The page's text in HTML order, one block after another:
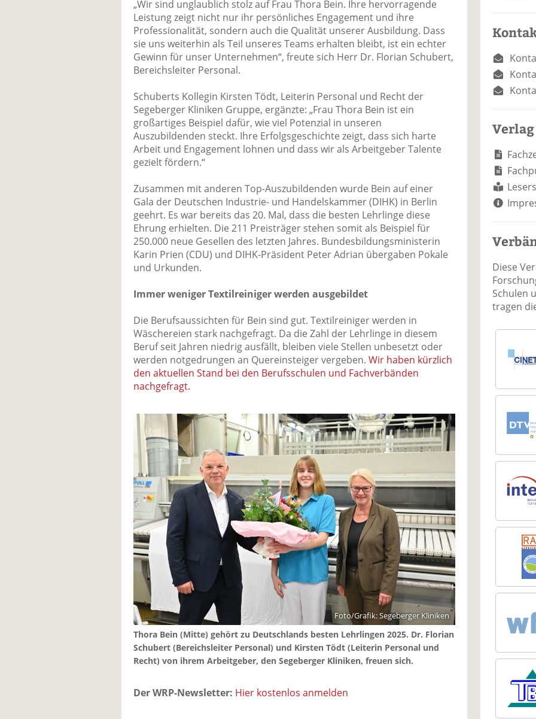
„Wir sind unglaublich stolz auf Frau Thora Bein. Ihre hervorragende
Leistung zeigt nicht nur ihr persönliches Engagement und ihre
Professionalität, sondern auch die Qualität unserer Ausbildung. Dass
sie uns weiterhin als Teil unseres Teams erhalten bleibt, ist ein echter
Gewinn für unser Unternehmen“, freute sich Herr Dr. Florian Schubert,
Bereichsleiter Personal.
Schuberts Kollegin Kirsten Tödt, Leiterin Personal und Recht der
Segeberger Kliniken Gruppe, ergänzte: „Frau Thora Bein ist ein
großartiges Beispiel dafür, wie viel Potenzial in unseren
Auszubildenden steckt. Ihre Erfolgsgeschichte zeigt, dass sich harte
Arbeit und Engagement lohnen und dass wir als Arbeitgeber Talente
gezielt fördern.“
Zusammen mit anderen Top-Auszubildenden wurde Bein auf einer
Gala der Deutschen Industrie- und Handelskammer (DIHK) in Berlin
geehrt. Es war bereits das 20. Mal, dass die besten Lehrlinge diese
Ehrung erhielten. Die 211 Preisträger stehen somit als Beispiel für
250.000 neue Gesellen des letzten Jahres. Bundesbildungsministerin
Karin Prien (CDU) und DIHK-Präsident Peter Adrian übergaben Pokale
und Urkunden.
Immer weniger Textilreiniger werden ausgebildet
Die Berufsaussichten für Bein sind gut. Textilreiniger werden in
Wäschereien stark nachgefragt. Da die Zahl der Lehrlinge in diesem
Beruf seit Jahren niedrig ausfällt, bleiben viele Stellen unbesetzt oder
werden notgedrungen an Quereinsteiger vergeben. Wir haben kürzlich
den aktuellen Stand bei den Berufsschulen und Fachverbänden
nachgefragt.
Foto/Grafik: Segeberger Kliniken
Thora Bein (Mitte) gehört zu Deutschlands besten Lehrlingen 2025. Dr. Florian
Schubert (Bereichsleiter Personal) und Kirsten Tödt (Leiterin Personal und
Recht) von ihrem Arbeitgeber, den Segeberger Kliniken, freuen sich.
Der WRP-Newsletter: Hier kostenlos anmelden
Verlag
Diese
Schulen
tragen